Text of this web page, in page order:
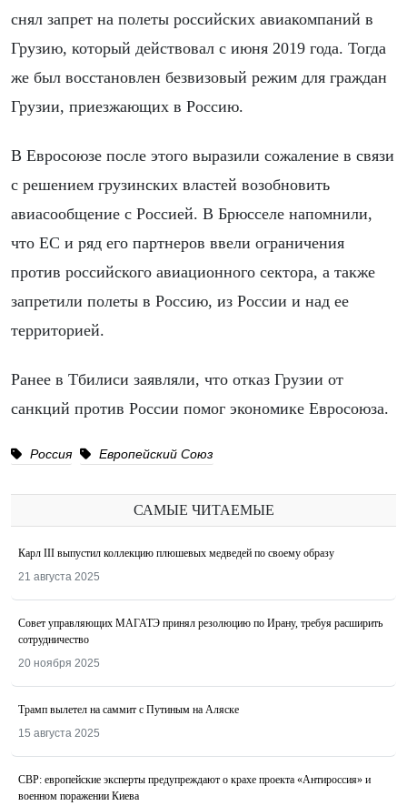
снял запрет на полеты российских авиакомпаний в
Грузию, который действовал с июня 2019 года. Тогда
же был восстановлен безвизовый режим для граждан
Грузии, приезжающих в Россию.
В Евросоюзе после этого выразили сожаление в связи
с решением грузинских властей возобновить
авиасообщение с Россией. В Брюсселе напомнили,
что ЕС и ряд его партнеров ввели ограничения
против российского авиационного сектора, а также
запретили полеты в Россию, из России и над ее
территорией.
Ранее в Тбилиси заявляли, что отказ Грузии от
санкций против России помог экономике Евросоюза.
Россия Европейский Союз
САМЫЕ ЧИТАЕМЫЕ
Карл III выпустил коллекцию плюшевых медведей по своему образу
21 августа 2025
Совет управляющих МАГАТЭ принял резолюцию по Ирану, требуя расширить
сотрудничество
20 ноября 2025
Трамп вылетел на саммит с Путиным на Аляске
15 августа 2025
СВР: европейские эксперты предупреждают о крахе проекта «Антироссия» и
военном поражении Киева